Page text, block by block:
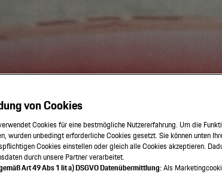
von Cookies
Cookies für eine bestmögliche Nutzererfahrung. Um die
wurden unbedingt erforderliche Cookies gesetzt. Sie können unten
Cookies einstellen oder gleich alle Cookies akzeptieren.
durch unsere Partner verarbeitet.
Art 49 Abs 1 lit a) DSGVO Datenübermittlung:Als